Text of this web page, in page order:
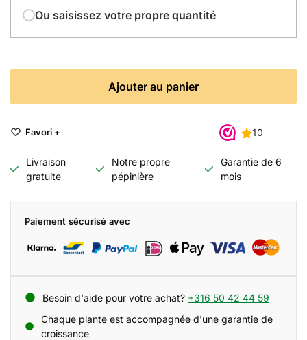
Ou saisissez votre propre quantité
Ajouter au panier
Favori +
Livraison
gratuite
Notre propre
pépinière
Garantie de 6
mois
Paiement sécurisé avec
Besoin d'aide pour votre achat? +316 50 42 44 59
Chaque plante est accompagnée d'une garantie de
croissance